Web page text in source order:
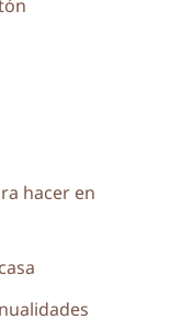
hacer en